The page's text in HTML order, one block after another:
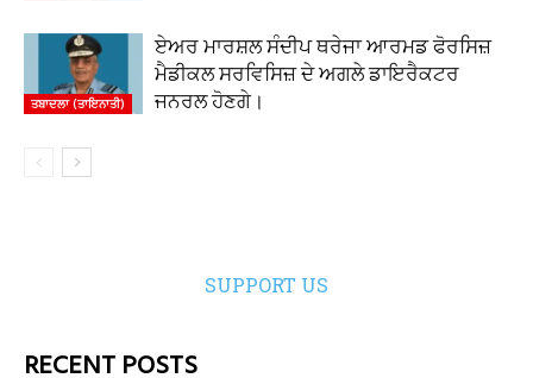
ਤਬਾਦਲਾ (ਤਾਇਨਾਤੀ)
ਏਅਰ ਮਾਰਸ਼ਲ ਸੰਦੀਪ ਥਰੇਜਾ ਆਰਮਡ ਫੋਰਸਿਜ਼
ਮੈਡੀਕਲ ਸਰਵਿਸਿਜ਼ ਦੇ ਅਗਲੇ ਡਾਇਰੈਕਟਰ
ਜਨਰਲ ਹੋਣਗੇ।
SUPPORT US
RECENT POSTS